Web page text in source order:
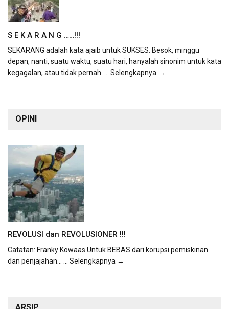
S E K A R A N G ……!!!
SEKARANG adalah kata ajaib untuk SUKSES. Besok, minggu
depan, nanti, suatu waktu, suatu hari, hanyalah sinonim untuk kata
kegagalan, atau tidak pernah. ... Selengkapnya →
OPINI
REVOLUSI dan REVOLUSIONER !!!
Catatan: Franky Kowaas Untuk BEBAS dari korupsi pemiskinan
dan penjajahan...
... Selengkapnya →